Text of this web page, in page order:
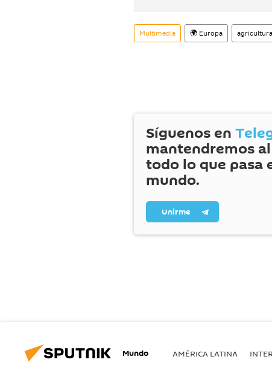
Multimedia 🌍 Europa agricultura
Síguenos en
mantendremos
todo lo que pasa
mundo.
Unirme
Mundo AMÉRICA LATINA